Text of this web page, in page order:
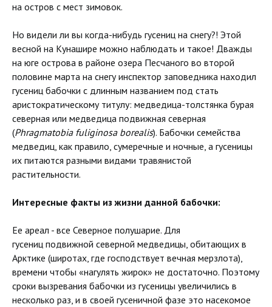
на остров с мест зимовок.
Но видели ли вы когда-нибудь гусениц на снегу?! Этой
весной на Кунашире можно наблюдать и такое! Дважды
на юге острова в районе озера Песчаного во второй
половине марта на снегу инспектор заповедника находил
гусениц бабочки с длинным названием под стать
аристократическому титулу: медведица-толстянка бурая
северная или медведица подвижная северная
(Phragmatobia fuliginosa borealis). Бабочки семейства
медведиц, как правило, сумеречные и ночные, а гусеницы
их питаются разными видами травянистой
растительности.
Интересные факты из жизни данной бабочки:
Ее ареал - все Северное полушарие. Для
гусениц подвижной северной медведицы, обитающих в
Арктике (широтах, где господствует вечная мерзлота),
времени чтобы «нагулять жирок» не достаточно. Поэтому
сроки вызревания бабочки из гусеницы увеличились в
несколько раз, и в своей гусеничной фазе это насекомое